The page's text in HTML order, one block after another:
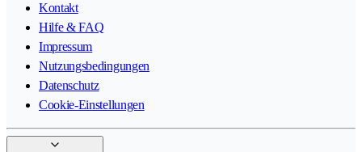
Kontakt
Hilfe & FAQ
Impressum
Nutzungsbedingungen
Datenschutz
Cookie-Einstellungen